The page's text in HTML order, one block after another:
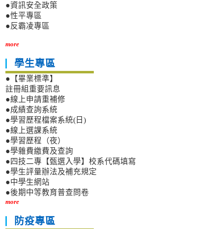
●資訊安全政策
●性平專區
●反霸凌專區
more
學生專區
●【畢業標準】
註冊組重要訊息
●線上申請重補修
●成績查詢系統
●學習歷程檔案系統(日)
●線上選課系統
●學習歷程（夜）
●學雜費繳費及查詢
●四技二專【甄選入學】校系代碼填寫
●學生評量辦法及補充規定
●中學生網站
●後期中等教育普查問卷
more
防疫專區